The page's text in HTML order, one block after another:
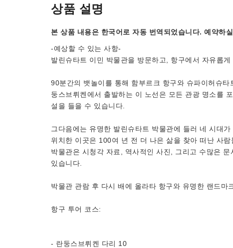
상품 설명
본 상품 내용은 한국어로 자동 번역되었습니다. 예약하
-예상할 수 있는 사항-
발린슈타트 이민 박물관을 방문하고, 항구에서 자유롭
90분간의 뱃놀이를 통해 함부르크 항구와 슈파이허슈
둥스브뤼켄에서 출발하는 이 노선은 모든 관광 명소를
설을 들을 수 있습니다.
그다음에는 유명한 발린슈타트 박물관에 들러 네 시대
위치한 이곳은 100여 년 전 더 나은 삶을 찾아 떠난 사
박물관은 시청각 자료, 역사적인 사진, 그리고 수많은
있습니다.
박물관 관람 후 다시 배에 올라타 항구와 유명한 랜드마
항구 투어 코스:
- 란둥스브뤼켄 다리 10